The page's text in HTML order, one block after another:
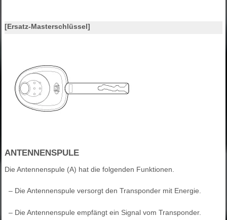
[Ersatz-Masterschlüssel]
ANTENNENSPULE
Die Antennenspule (A) hat die folgenden Funktionen.
– Die Antennenspule versorgt den Transponder mit Energie.
– Die Antennenspule empfängt ein Signal vom Transponder.